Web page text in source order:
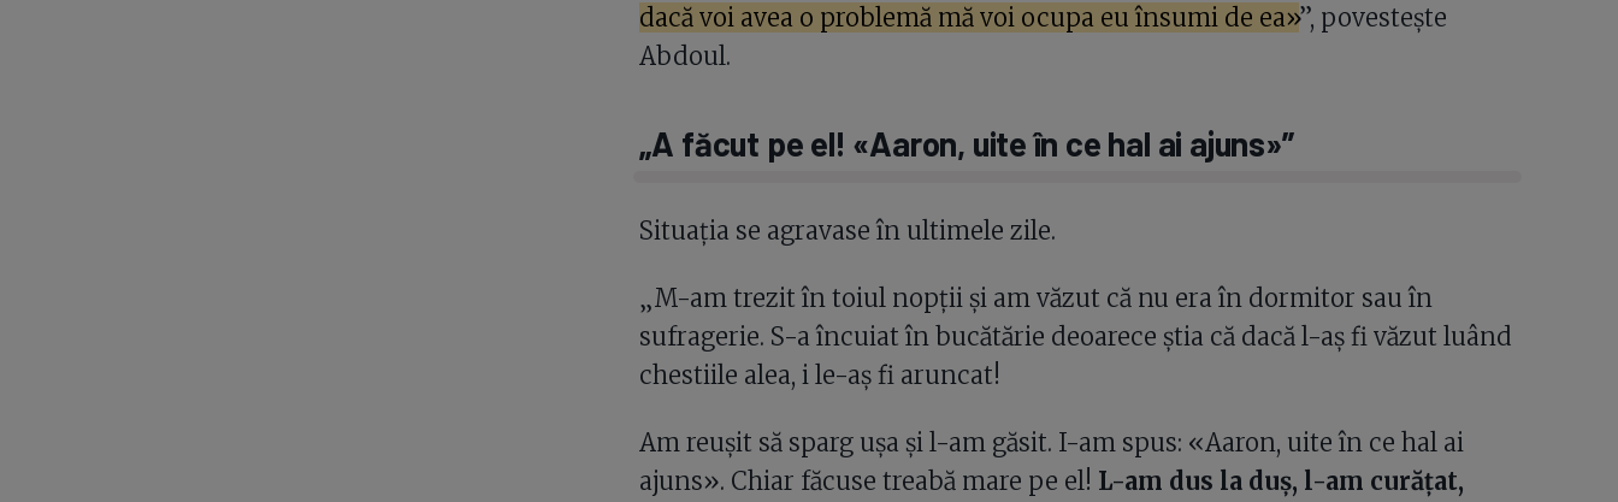
dacă voi avea o problemă mă voi ocupa eu însumi de ea»”, povestește
Abdoul.
„A făcut pe el! «Aaron, uite în ce hal ai ajuns»”
Situația se agravase în ultimele zile.
„M-am trezit în toiul nopții și am văzut că nu era în dormitor sau în
sufragerie. S-a încuiat în bucătărie deoarece știa că dacă l-aș fi văzut luând
chestiile alea, i le-aș fi aruncat!
Am reușit să sparg ușa și l-am găsit. I-am spus: «Aaron, uite în ce hal ai
ajuns». Chiar făcuse treabă mare pe el! L-am dus la duș, l-am curățat,